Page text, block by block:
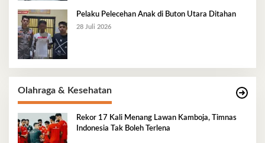
Pelaku Pelecehan Anak di Buton Utara Ditahan
28 Juli 2026
Olahraga & Kesehatan
Rekor 17 Kali Menang Lawan Kamboja, Timnas
Indonesia Tak Boleh Terlena